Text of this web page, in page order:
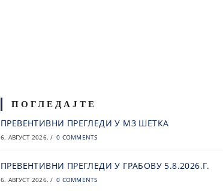
ПОГЛЕДАЈТЕ
ПРЕВЕНТИВНИ ПРЕГЛЕДИ У МЗ ШЕТКА
6. АВГУСТ 2026. / 0 COMMENTS
ПРЕВЕНТИВНИ ПРЕГЛЕДИ У ГРАБОВУ 5.8.2026.Г.
6. АВГУСТ 2026. / 0 COMMENTS